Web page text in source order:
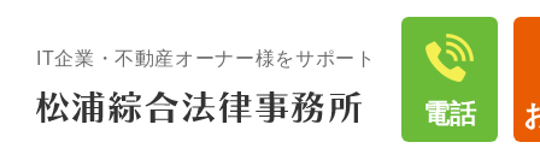
IT企業・不動産オーナー様をサポート
電話